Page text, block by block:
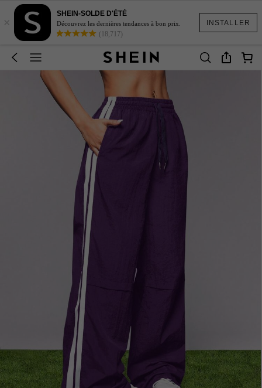
INSTALLER
×
SHEIN-SOLDE D'ÉTÉ
Découvrez les dernières tendances à bon prix.
(18,717)